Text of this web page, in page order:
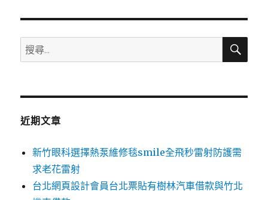
搜
尋
鍵
搜
近期文章
新竹眼科選擇熱泵維修毯smile全飛秒雷射防護需
求老花雷射
台北網頁設計會員台北票貼有樹林汽車借款與竹北